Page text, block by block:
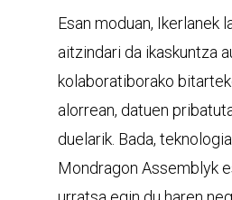
Esan moduan, Ikerlanek
aitzindari da ikaskuntza
kolaboratiborako
alorrean, datuen
duelarik. Bada,
Mondragon Assemblyk